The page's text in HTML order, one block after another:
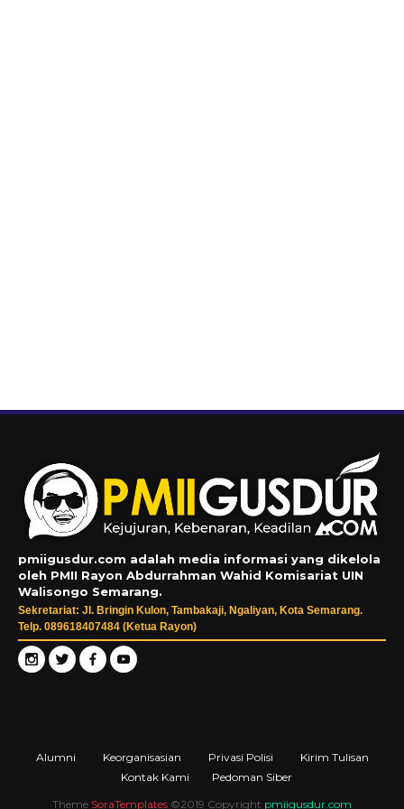
pmiigusdur.com adalah media informasi yang dikelola
oleh PMII Rayon Abdurrahman Wahid Komisariat UIN
Walisongo Semarang.
Sekretariat: Jl. Bringin Kulon, Tambakaji, Ngaliyan, Kota Semarang.
Telp. 089618407484 (Ketua Rayon)
Alumni Keorganisasian Privasi Polisi
Kirim Tulisan
Kontak Kami
Pedoman Siber
Theme SoraTemplates ©2019 Copyright pmiigusdur.com